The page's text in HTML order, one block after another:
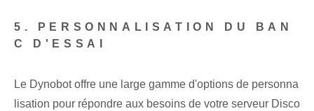
5. PERSONNALISATION DU BAN
C D'ESSAI
Le Dynobot offre une large gamme d'options de personna
lisation pour répondre aux besoins de votre serveur Disco